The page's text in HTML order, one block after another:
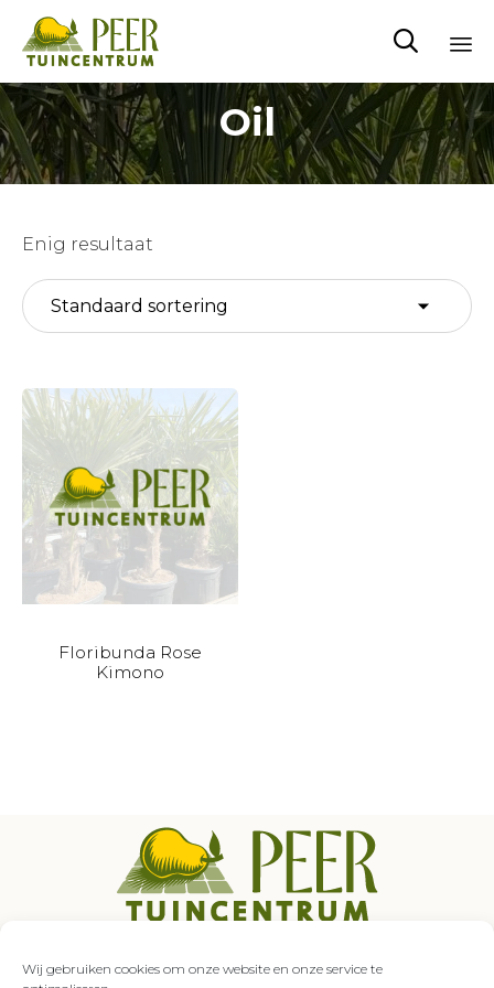
Wij gebruiken cookies om onze website en onze service te

to
Oil
Enig resultaat
Floribunda Rose
Kimono
7007 GZ Doetinchem